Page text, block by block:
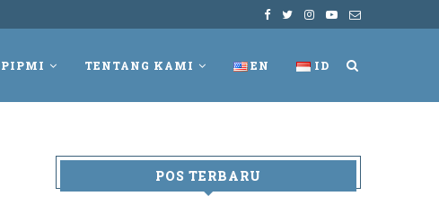
PIPMI TENTANG KAMI EN ID
POS TERBARU